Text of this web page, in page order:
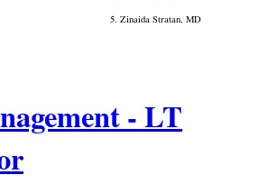
5. Zinaida Stratan, MD
- LT